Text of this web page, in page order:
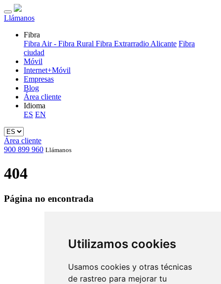
Utilizamos cookies
Usamos cookies y otras técnicas
de rastreo para mejorar tu
Llámanos
Fibra
Fibra Air - Fibra Rural Fibra Extrarradio Alicante Fibra
ciudad
Móvil
Internet+Móvil
Empresas
Blog
Área cliente
Idioma
ES EN
Área cliente
900 899 960 Llámanos
404
Página no encontrada